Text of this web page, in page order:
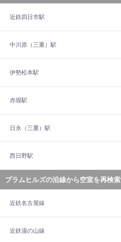
近鉄四日市駅
中川原（三重）駅
伊勢松本駅
赤堀駅
日永（三重）駅
西日野駅
プラムヒルズの沿線から空室を再検索
近鉄名古屋線
近鉄湯の山線